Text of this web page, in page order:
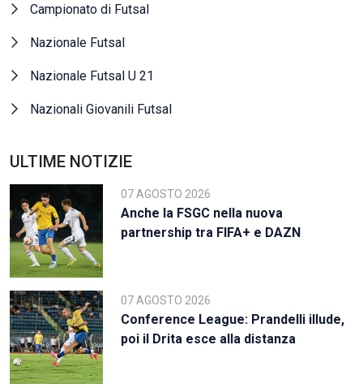
Campionato di Futsal
Nazionale Futsal
Nazionale Futsal U 21
Nazionali Giovanili Futsal
ULTIME NOTIZIE
07 AGOSTO 2026
Anche la FSGC nella nuova
partnership tra FIFA+ e DAZN
07 AGOSTO 2026
Conference League: Prandelli illude,
poi il Drita esce alla distanza